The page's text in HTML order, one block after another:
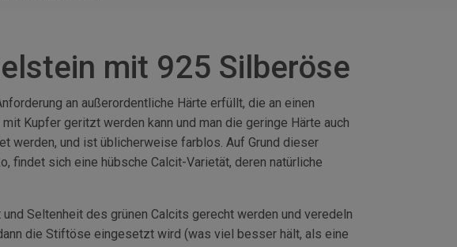
mit 925 Silberöse
an außerordentliche Härte erfüllt, die an einen
Kupfer geritzt werden kann und man die geringe Härte auch
werden, und ist üblicherweise farblos. Auf Grund dieser
findet sich eine hübsche Calcit-Varietät, deren natürliche
Seltenheit des grünen Calcits gerecht werden und veredeln
die Stiftöse eingesetzt wird (was viel besser hält, als eine